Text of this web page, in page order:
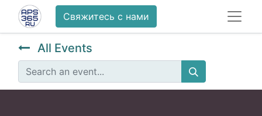
Свяжитесь с нами
All Events